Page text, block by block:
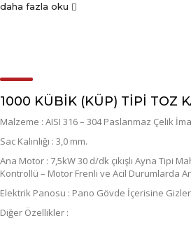
daha fazla oku
1000 KÜBİK (KÜP) TİPİ TOZ
Malzeme : AISI 316 – 304 Paslanmaz Çelik
Sac Kalınlığı : 3,0 mm.
Ana Motor : 7,5kW 30 d/dk çıkışlı Ayna Tipi
Kontrollü – Motor Frenli ve Acil Durumlarda
Elektrik Panosu : Pano Gövde İçerisine
Diğer Özellikler :